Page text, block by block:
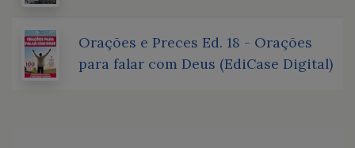
Orações e Preces Ed. 18 - Orações
para falar com Deus (EdiCase Digital)